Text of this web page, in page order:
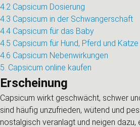
4.2 Capsicum Dosierung
4.3 Capsicum in der Schwangerschaft
4.4 Capsicum für das Baby
4.5 Capsicum für Hund, Pferd und Katze
4.6 Capsicum Nebenwirkungen
5. Capsicum online kaufen
Erscheinung
Capsicum wirkt geschwächt, schwer
sind häufig unzufrieden, wütend und
nostalgisch veranlagt und neigen dazu,